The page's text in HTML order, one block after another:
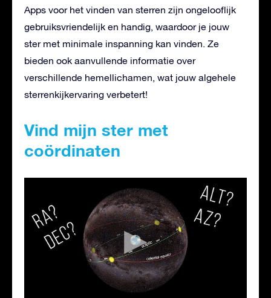
Apps voor het vinden van sterren zijn ongelooflijk
gebruiksvriendelijk en handig, waardoor je jouw
ster met minimale inspanning kan vinden. Ze
bieden ook aanvullende informatie over
verschillende hemellichamen, wat jouw algehele
sterrenkijkervaring verbetert!
Vind mijn ster met
coördinaten